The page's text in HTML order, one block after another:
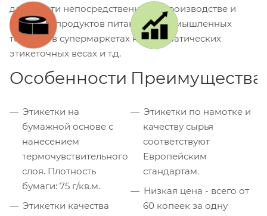
для печати непосредственно на производстве и
упаковке продуктов питания и промышленных
товаров, в супермаркетах на автоматических
этикеточных весах и т.д.
Особенности
Этикетки на
бумажной основе с
нанесением
термочувствительного
слоя. Плотность
бумаги: 75 г/кв.м.
Этикетки качества
Преимущества
Этикетки по намотке и
качеству сырья
соответствуют
Европейским
стандартам.
Низкая цена - всего от
60 копеек за одну